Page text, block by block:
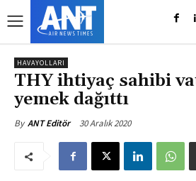
HAVAYOLLARI
THY ihtiyaç sahibi
yemek dağıttı
By ANT Editör 30 Aralık 2020